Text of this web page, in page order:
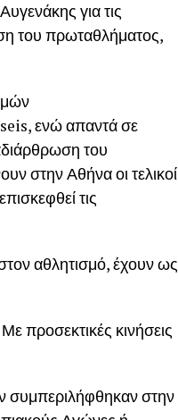
για τις
του πρωταθλήματος,
ενώ απαντά σε
του
στην Αθήνα οι τελικοί
τις
αθλητισμό, έχουν ως
προσεκτικές κινήσεις
συμπεριλήφθηκαν στην